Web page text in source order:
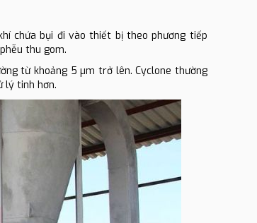
chứa bụi đi vào thiết bị theo phương tiếp
thu gom.
từ khoảng 5 µm trở lên. Cyclone thường
lý tinh hơn.